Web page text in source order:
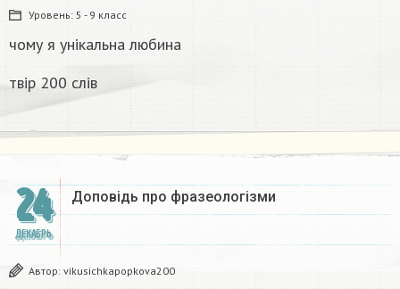
Уровень: 5 - 9 класс
чому я унікальна любина
твір 200 слів
24
ДЕКАБРЬ
Доповідь про фразеологізми ​
Автор: vikusichkapopkova200